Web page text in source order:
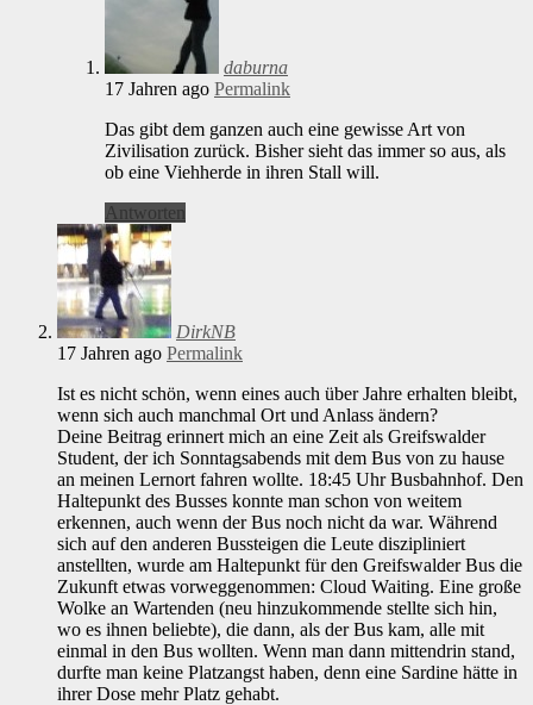
daburna
17 Jahren ago Permalink
Das gibt dem ganzen auch eine gewisse Art von
Zivilisation zurück. Bisher sieht das immer so aus, als
ob eine Viehherde in ihren Stall will.
Antworten
DirkNB
17 Jahren ago Permalink
Ist es nicht schön, wenn eines auch über Jahre erhalten bleibt,
wenn sich auch manchmal Ort und Anlass ändern?
Deine Beitrag erinnert mich an eine Zeit als Greifswalder
Student, der ich Sonntagsabends mit dem Bus von zu hause
an meinen Lernort fahren wollte. 18:45 Uhr Busbahnhof. Den
Haltepunkt des Busses konnte man schon von weitem
erkennen, auch wenn der Bus noch nicht da war. Während
sich auf den anderen Bussteigen die Leute diszipliniert
anstellten, wurde am Haltepunkt für den Greifswalder Bus die
Zukunft etwas vorweggenommen: Cloud Waiting. Eine große
Wolke an Wartenden (neu hinzukommende stellte sich hin,
wo es ihnen beliebte), die dann, als der Bus kam, alle mit
einmal in den Bus wollten. Wenn man dann mittendrin stand,
durfte man keine Platzangst haben, denn eine Sardine hätte in
ihrer Dose mehr Platz gehabt.